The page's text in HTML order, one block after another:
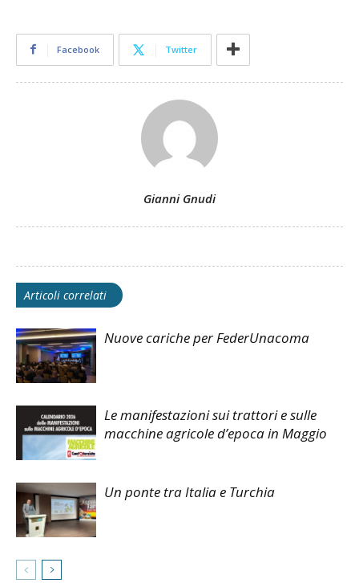
Facebook Twitter
Gianni Gnudi
Articoli correlati
Nuove cariche per FederUnacoma
Le manifestazioni sui trattori e sulle
macchine agricole d’epoca in Maggio
Un ponte tra Italia e Turchia